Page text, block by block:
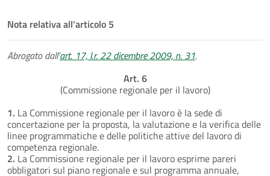
Nota relativa all'articolo 5
Abrogato dall'art. 17, l.r. 22 dicembre 2009, n. 31.
Art. 6
(Commissione regionale per il lavoro)
1. La Commissione regionale per il lavoro è la sede di
concertazione per la proposta, la valutazione e la verifica delle
linee programmatiche e delle politiche attive del lavoro di
competenza regionale.
2. La Commissione regionale per il lavoro esprime pareri
obbligatori sul piano regionale e sul programma annuale,